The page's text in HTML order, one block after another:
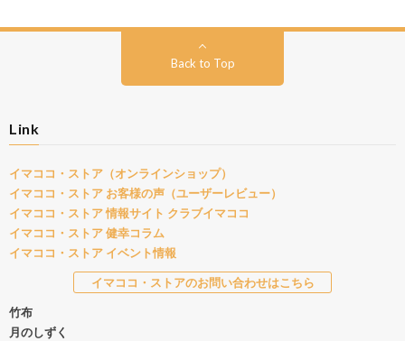
Back to Top
Link
イマココ・ストア（オンラインショップ）
イマココ・ストア お客様の声（ユーザーレビュー）
イマココ・ストア 情報サイト クラブイマココ
イマココ・ストア 健幸コラム
イマココ・ストア イベント情報
イマココ・ストアのお問い合わせはこちら
竹布
月のしずく